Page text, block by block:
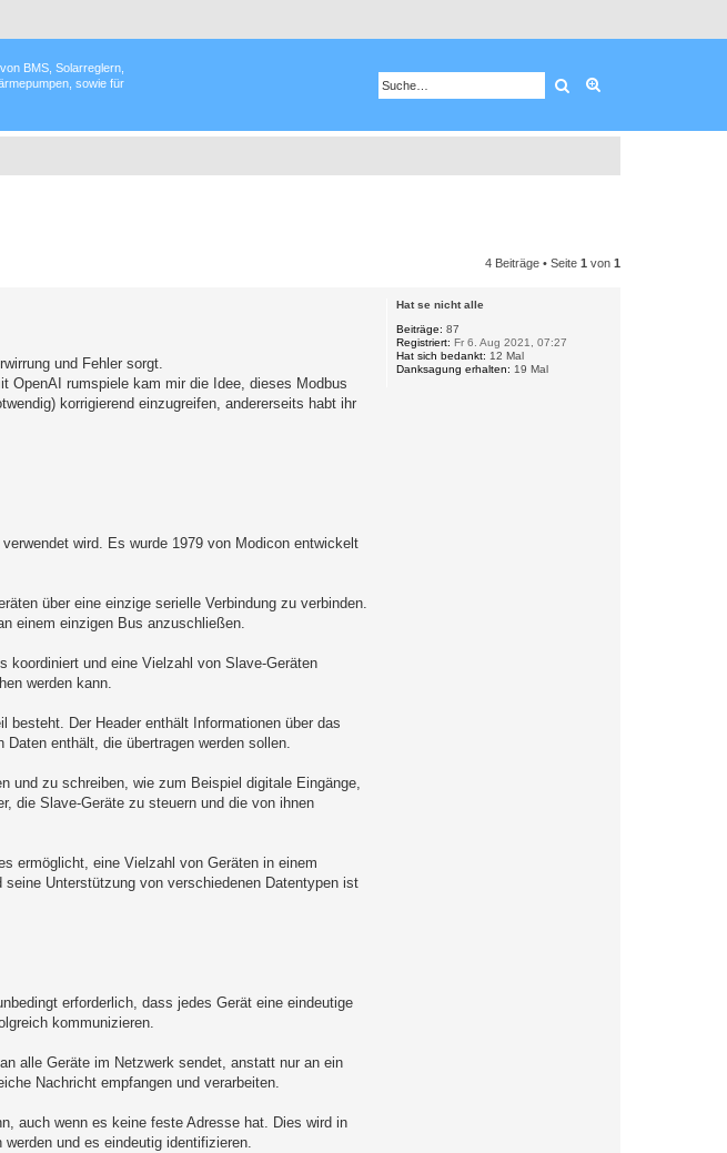
BMS, Solarreglern,
sowie für
Suche
4 Beiträge • Seite 1 von 1
Hat se nicht alle
Beiträge: 87
Registriert: Fr 6. Aug 2021, 07:27
Hat sich bedankt: 12 Mal
Danksagung erhalten: 19 Mal
und Fehler sorgt.
OpenAI rumspiele kam mir die Idee, dieses Modbus
korrigierend einzugreifen, andererseits habt ihr
wird. Es wurde 1979 von Modicon entwickelt
über eine einzige serielle Verbindung zu verbinden.
einem einzigen Bus anzuschließen.
koordiniert und eine Vielzahl von Slave-Geräten
werden kann.
besteht. Der Header enthält Informationen über das
enthält, die übertragen werden sollen.
und zu schreiben, wie zum Beispiel digitale Eingänge,
die Slave-Geräte zu steuern und die von ihnen
ermöglicht, eine Vielzahl von Geräten in einem
Unterstützung von verschiedenen Datentypen ist
erforderlich, dass jedes Gerät eine eindeutige
kommunizieren.
alle Geräte im Netzwerk sendet, anstatt nur an ein
Nachricht empfangen und verarbeiten.
auch wenn es keine feste Adresse hat. Dies wird in
und es eindeutig identifizieren.